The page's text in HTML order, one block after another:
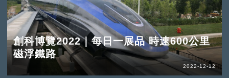
創科博覽2022｜每日一展品 時速600公里
磁浮鐵路
2022-12-12